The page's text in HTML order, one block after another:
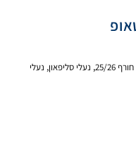
חורף 25/26 , נעלי סליפאון, נעלי